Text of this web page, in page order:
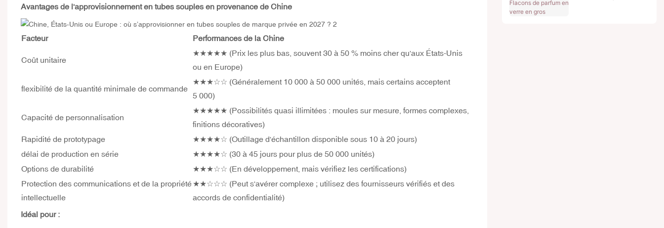
Avantages de l'approvisionnement en tubes souples en provenance de Chine
Facteur Performances de la Chine
Coût unitaire
★★★★★ (Prix les plus bas, souvent 30 à 50 % moins cher qu'aux États-Unis
ou en Europe)
flexibilité de la quantité minimale de commande
★★★☆☆ (Généralement 10 000 à 50 000 unités, mais certains acceptent
5 000)
Capacité de personnalisation
★★★★★ (Possibilités quasi illimitées : moules sur mesure, formes complexes,
finitions décoratives)
Rapidité de prototypage
★★★★☆ (Outillage d'échantillon disponible sous 10 à 20 jours)
délai de production en série
★★★★☆ (30 à 45 jours pour plus de 50 000 unités)
Options de durabilité
★★★☆☆ (En développement, mais vérifiez les certifications)
Protection des communications et de la propriété
intellectuelle
★★☆☆☆ (Peut s'avérer complexe ; utilisez des fournisseurs vérifiés et des
accords de confidentialité)
Idéal pour :